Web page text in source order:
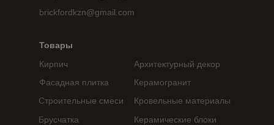
Фасадная плитка
Кирпич
Архитектурный декор
Керамогранит
Строительные смеси
Товары
Брусчатка
Кровельные материалы
Керамические блоки
brickfordkzn@gmail.com